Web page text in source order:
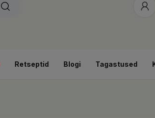
Retseptid Blogi Tagastused